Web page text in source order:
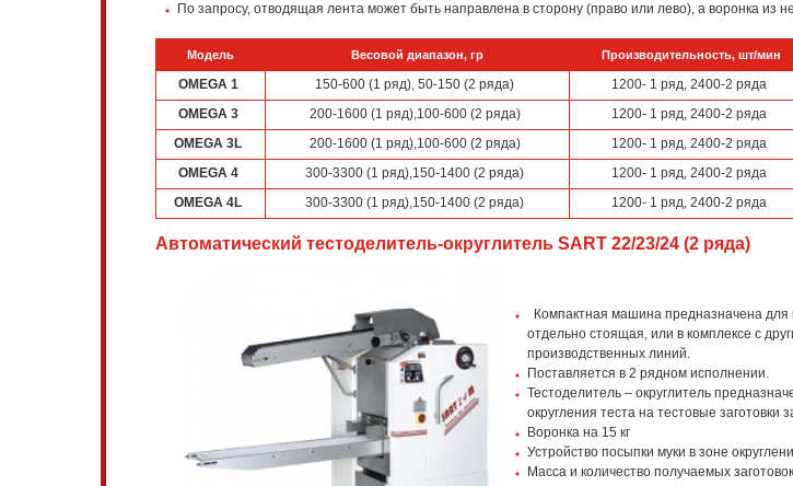
По запросу, отводящая лента может быть направлена в сторону (право или лево), а воронка из
Модель Весовой диапазон, гр Производительность, шт/мин
OMEGA 1 150-600 (1 ряд), 50-150 (2 ряда) 1200- 1 ряд, 2400-2 ряда
OMEGA 3
200-1600 (1 ряд),100-600 (2 ряда) 1200- 1 ряд, 2400-2 ряда
OMEGA 3L
200-1600 (1 ряд),100-600 (2 ряда) 1200- 1 ряд, 2400-2 ряда
OMEGA 4
300-3300 (1 ряд),150-1400 (2 ряда) 1200- 1 ряд, 2400-2 ряда
OMEGA 4L
300-3300 (1 ряд),150-1400 (2 ряда) 1200- 1 ряд, 2400-2 ряда
Автоматический тестоделитель-округлитель SART 22/23/24 (2 ряда)
Компактная машина предназначена
отдельно стоящая, или в комплексе с
производственных линий.
Поставляется в 2 рядном исполнении.
Тестоделитель – округлитель
округления теста на тестовые заготовки
Воронка на 15 кг
Устройство посыпки муки в зоне
Масса и количество получаемых